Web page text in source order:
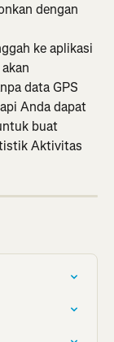
dengan
ke aplikasi
data GPS
Anda dapat
buat
Aktivitas